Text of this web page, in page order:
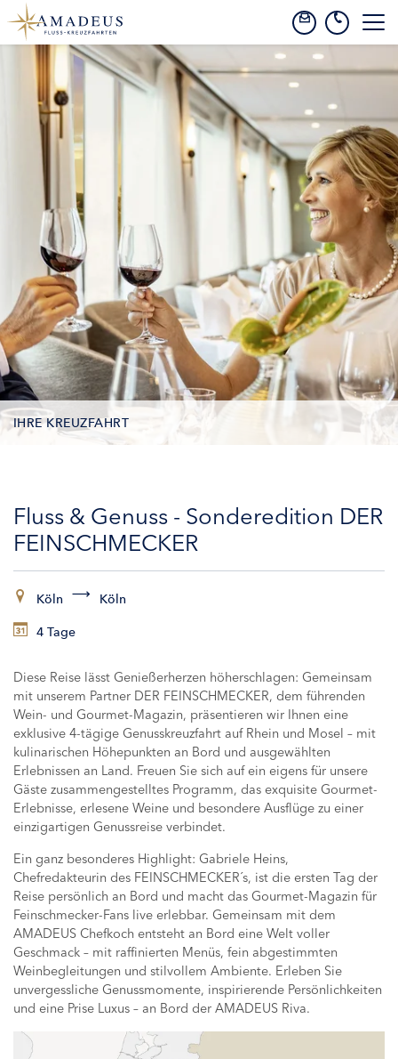
IHRE KREUZFAHRT
LEISTUNGEN
SCHIFFE
Fluss & Genuss - Sonderedition DER
FEINSCHMECKER
Köln Köln
4 Tage
Diese Reise lässt Genießerherzen höherschlagen: Gemeinsam
mit unserem Partner DER FEINSCHMECKER, dem führenden
Wein- und Gourmet-Magazin, präsentieren wir Ihnen eine
exklusive 4-tägige Genusskreuzfahrt auf Rhein und Mosel – mit
kulinarischen Höhepunkten an Bord und ausgewählten
Erlebnissen an Land. Freuen Sie sich auf ein eigens für unsere
Gäste zusammengestelltes Programm, das exquisite Gourmet-
Erlebnisse, erlesene Weine und besondere Ausflüge zu einer
einzigartigen Genussreise verbindet.
Ein ganz besonderes Highlight: Gabriele Heins,
Chefredakteurin des FEINSCHMECKER´s, ist die ersten Tag der
Reise persönlich an Bord und macht das Gourmet-Magazin für
Feinschmecker-Fans live erlebbar. Gemeinsam mit dem
AMADEUS Chefkoch entsteht an Bord eine Welt voller
Geschmack – mit raffinierten Menüs, fein abgestimmten
Weinbegleitungen und stilvollem Ambiente. Erleben Sie
unvergessliche Genussmomente, inspirierende Persönlichkeiten
und eine Prise Luxus – an Bord der AMADEUS Riva.